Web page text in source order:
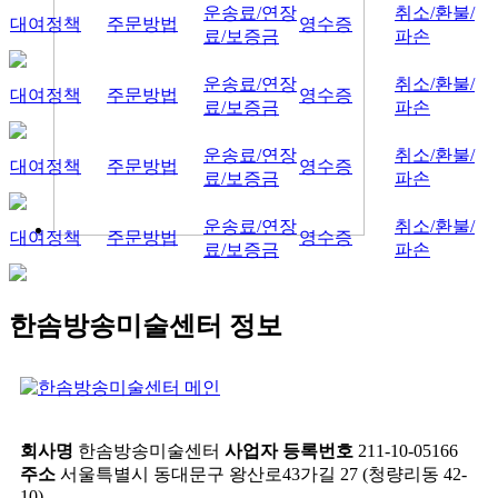
대여정책 주문방법
운송료/연장
료/보증금
영수증
취소/환불/
파손
대여정책 주문방법
운송료/연장
료/보증금
영수증
취소/환불/
파손
대여정책 주문방법
운송료/연장
료/보증금
영수증
취소/환불/
파손
대여정책 주문방법
운송료/연장
료/보증금
영수증
취소/환불/
파손
한솜방송미술센터 정보
회사명 한솜방송미술센터 사업자 등록번호 211-10-05166
주소 서울특별시 동대문구 왕산로43가길 27 (청량리동 42-